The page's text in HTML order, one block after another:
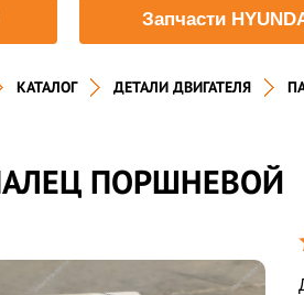
Запчасти
КАТАЛОГ ДЕТАЛИ ДВИГАТЕЛЯ
ПОРШНЕВОЙ